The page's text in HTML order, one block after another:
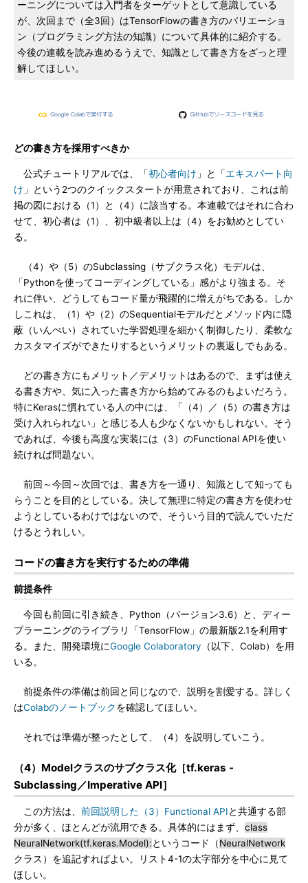
ーニングについては入門者をターゲットとして意識している
が、次回まで（全3回）はTensorFlowの書き方のバリエーショ
ン（プログラミング方法の知識）について具体的に紹介する。
今後の連載を読み進めるうえで、知識として書き方をざっと理
解してほしい。
どの書き方を採用すべきか
公式チュートリアルでは、「初心者向け 」と「エキスパート向
け 」という2つのクイックスタートが用意されており、これは前
掲の図における（1）と（4）に該当する。本連載ではそれに合わ
せて、初心者は（1）、初中級者以上は（4）をお勧めとしてい
る。
（4）や（5）のSubclassing（サブクラス化）モデルは、
「Pythonを使ってコーディングしている」感がより強まる。そ
れに伴い、どうしてもコード量が飛躍的に増えがちである。しか
しこれは、（1）や（2）のSequentialモデルだとメソッド内に隠
蔽（いんぺい）されていた学習処理を細かく制御したり、柔軟な
カスタマイズができたりするというメリットの裏返しでもある。
どの書き方にもメリット／デメリットはあるので、まずは使え
る書き方や、気に入った書き方から始めてみるのもよいだろう。
特にKerasに慣れている人の中には、「（4）／（5）の書き方は
受け入れられない」と感じる人も少なくないかもしれない。そう
であれば、今後も高度な実装には（3）のFunctional APIを使い
続ければ問題ない。
前回～今回～次回では、書き方を一通り、知識として知っても
らうことを目的としている。決して無理に特定の書き方を使わせ
ようとしているわけではないので、そういう目的で読んでいただ
けるとうれしい。
コードの書き方を実行するための準備
前提条件
今回も前回に引き続き、Python（バージョン3.6）と、ディー
プラーニングのライブラリ「TensorFlow」の最新版2.1を利用す
る。また、開発環境にGoogle Colaboratory （以下、Colab）を用
いる。
前提条件の準備は前回と同じなので、説明を割愛する。詳しく
はColabのノートブックを確認してほしい。
それでは準備が整ったとして、（4）を説明していこう。
（4）Modelクラスのサブクラス化［tf.keras -
Subclassing／Imperative API］
この方法は、 前回説明した（3）Functional APIと共通する部
分が多く、ほとんどが流用できる。具体的にはまず、 class
NeuralNetwork(tf.keras.Model):というコード（NeuralNetwork
クラス）を追記すればよい。リスト4-1の太字部分を中心に見て
ほしい。